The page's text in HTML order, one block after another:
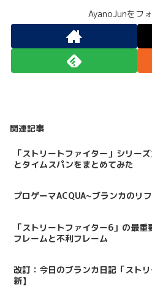
AyanoJunをフ
関連記事
「ストリートファイター」シリー
とタイムスパンをまとめてみた
プロゲーマACQUA~ブランカのリ
「ストリートファイター6」の最
フレームと不利フレーム
改訂：今日のブランカ日記「スト
新】